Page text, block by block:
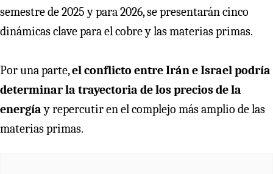
semestre de 2025 y para 2026, se presentarán cinco
dinámicas clave para el cobre y las materias primas.
Por una parte,el conflicto entre Irán e Israel podría
determinar la trayectoria de los precios de la
energíay repercutir en el complejo más amplio de las
materias primas.